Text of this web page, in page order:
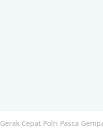
Gerak Cepat Polri Pasca